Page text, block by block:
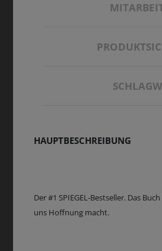
HAUPTBESCHREIBUNG
Der #1 SPIEGEL-Bestseller. Das
uns Hoffnung macht.